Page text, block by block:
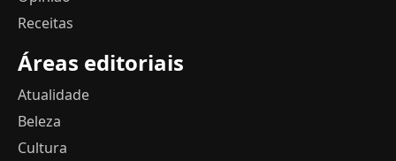
Receitas
Áreas editoriais
Atualidade
Beleza
Cultura